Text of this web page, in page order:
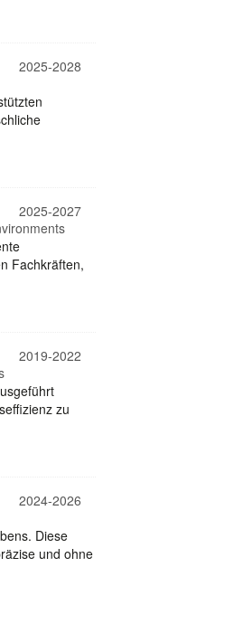
2025-2028
2025-2027
Fachkräften,
2019-2022
zu
2024-2026
Diese
und ohne